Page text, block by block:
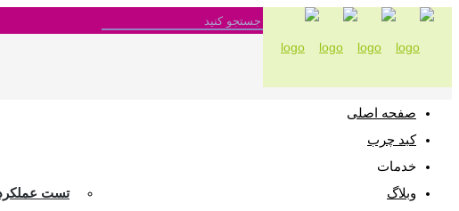
صفحه اصلی
کبد چرب
خدمات
تست
وبلاگ